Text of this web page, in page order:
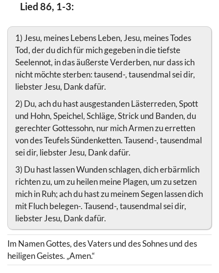
Lied 86, 1-3:
1) Jesu, meines Lebens Leben, Jesu, meines Todes
Tod, der du dich für mich gegeben in die tiefste
Seelennot, in das äußerste Verderben, nur dass ich
nicht möchte sterben: tausend-, tausendmal sei dir,
liebster Jesu, Dank dafür.
2) Du, ach du hast ausgestanden Lästerreden, Spott
und Hohn, Speichel, Schläge, Strick und Banden, du
gerechter Gottessohn, nur mich Armen zu erretten
von des Teufels Sündenketten. Tausend-, tausendmal
sei dir, liebster Jesu, Dank dafür.
3) Du hast lassen Wunden schlagen, dich erbärmlich
richten zu, um zu heilen meine Plagen, um zu setzen
mich in Ruh; ach du hast zu meinem Segen lassen dich
mit Fluch belegen-. Tausend-, tausendmal sei dir,
liebster Jesu, Dank dafür.
Im Namen Gottes, des Vaters und des Sohnes und des
heiligen Geistes. „Amen.“